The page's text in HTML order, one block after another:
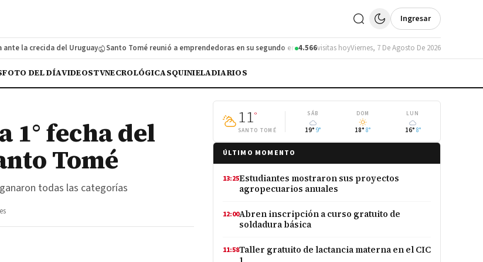
Ingresar
crecida del Uruguay Santo Tomé reunió a emprendedoras en su segundo encuentro Santo Tomé actualiza su Código de Faltas tras 30
4.566visitas hoyViernes, 7 De Agosto De 2026
FOTO DEL DÍAVIDEOSTVNECROLÓGICASQUINIELADIARIOS
1° fecha del
Tomé
todas las categorías
11°
SANTO TOMÉ
SÁB
19° 9°
DOM
18° 8°
LUN
16° 8°
ÚLTIMO MOMENTO
13:25Estudiantes mostraron sus proyectos
agropecuarios anuales
12:00Abren inscripción a curso gratuito de
soldadura básica
11:58Taller gratuito de lactancia materna en el CIC